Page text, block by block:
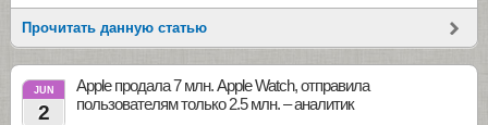
Прочитать данную статью
JUN
2
Apple продала 7 млн. Apple Watch, отправила
пользователям только 2.5 млн. – аналитик